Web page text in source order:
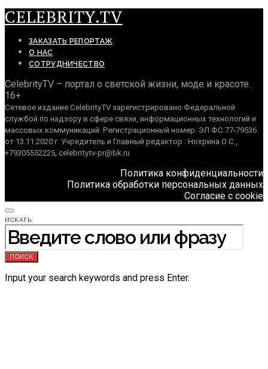
CELEBRITY.TV
ЗАКАЗАТЬ РЕПОРТАЖ
О НАС
СОТРУДНИЧЕСТВО
CelebrityTV – портал о светской жизни, моде и красоте.
16+
Сетевое издание CelebrityTV зарегистрировано Федеральной
службой по надзору в сфере связи, информационных технологий и
массовых коммуникаций. Регистрационный номер: ЭЛ ФС 77-79536
от 13.11.2020 г. Учредитель и Главный редактор : Нохрина О.С.,
+79305552225, celebritytv-pr@bk.ru
Политика конфиденциальности
Политика обработки персональных данных
Согласие с cookie
ИСКАТЬ:
ПОИСК
Input your search keywords and press Enter.